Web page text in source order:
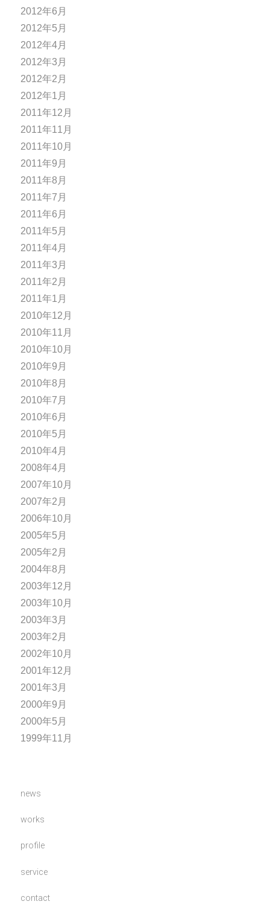
2012年6月
2012年5月
2012年4月
2012年3月
2012年2月
2012年1月
2011年12月
2011年11月
2011年10月
2011年9月
2011年8月
2011年7月
2011年6月
2011年5月
2011年4月
2011年3月
2011年2月
2011年1月
2010年12月
2010年11月
2010年10月
2010年9月
2010年8月
2010年7月
2010年6月
2010年5月
2010年4月
2008年4月
2007年10月
2007年2月
2006年10月
2005年5月
2005年2月
2004年8月
2003年12月
2003年10月
2003年3月
2003年2月
2002年10月
2001年12月
2001年3月
2000年9月
2000年5月
1999年11月
news
works
profile
service
contact